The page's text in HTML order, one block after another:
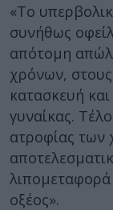
«Το
συνήθως
απότομη
χρόνων, στους
κατασκευή
γυναίκας.
ατροφίας των
οξέος».